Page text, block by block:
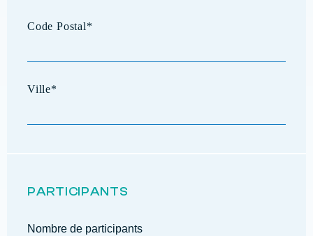
PARTICIPANTS
Nombre de participants